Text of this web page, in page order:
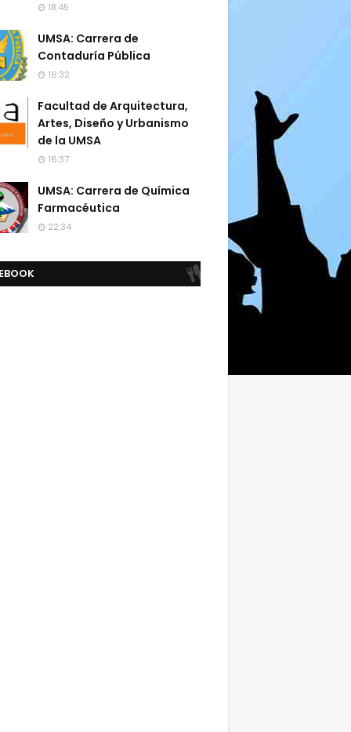
18:45
UMSA: Carrera de
Contaduría Pública
16:32
Facultad de Arquitectura,
Artes, Diseño y Urbanismo
de la UMSA
16:37
UMSA: Carrera de Química
Farmacéutica
22:34